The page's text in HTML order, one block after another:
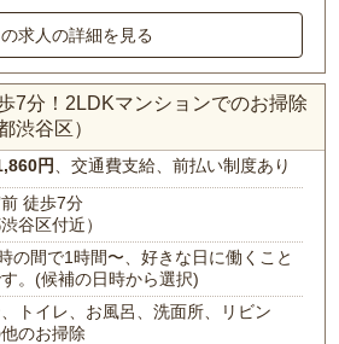
の求人の詳細を見る
7分！2LDKマンションでのお掃除
渋谷区）
円 、交通費支給、前払い制度あり
徒歩7分
谷区付近）
の間で1時間〜、好きな日に働くこと
。(候補の日時から選択)
トイレ、お風呂、洗面所、リビン
のお掃除